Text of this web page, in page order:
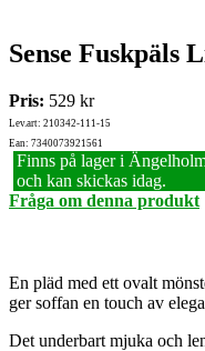
Sense Fuskpäls
Pris: 529 kr
Lev.art: 210342-111-15
Ean: 7340073921561
Finns på lager i
och kan skickas idag.
Fråga om denna produkt
En pläd med ett ovalt
ger soffan en touch av
Det underbart mjuka och